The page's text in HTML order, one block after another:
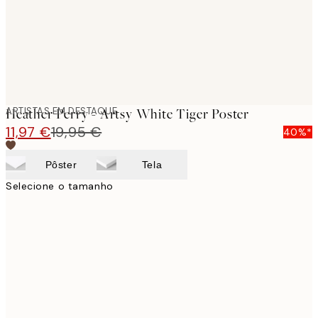
ARTISTAS EM DESTAQUE
Heather Perry - Artsy White Tiger Poster
11,97 €19,95 € 40%*
Pôster Tela
Selecione o tamanho